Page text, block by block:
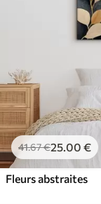
41.67€25.00 €
Fleurs abstraites